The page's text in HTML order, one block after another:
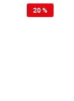
4.
cafe
20 %